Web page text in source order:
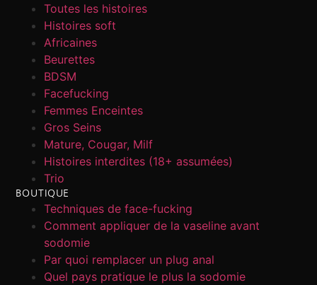
Toutes les histoires
Histoires soft
Africaines
Beurettes
BDSM
Facefucking
Femmes Enceintes
Gros Seins
Mature, Cougar, Milf
Histoires interdites (18+ assumées)
Trio
BOUTIQUE
Techniques de face-fucking
Comment appliquer de la vaseline avant
sodomie
Par quoi remplacer un plug anal
Quel pays pratique le plus la sodomie